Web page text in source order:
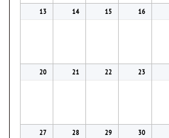
13 14 15 16
20 21 22 23
27 28 29 30